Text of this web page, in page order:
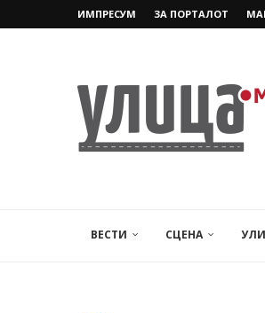
ИМПРЕСУМ ЗА ПОРТАЛОТ
ВЕСТИ СЦЕНА